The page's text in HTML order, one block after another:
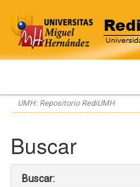
Skip
navigation
UMH: Repositorio RediUMH
Buscar
Buscar: